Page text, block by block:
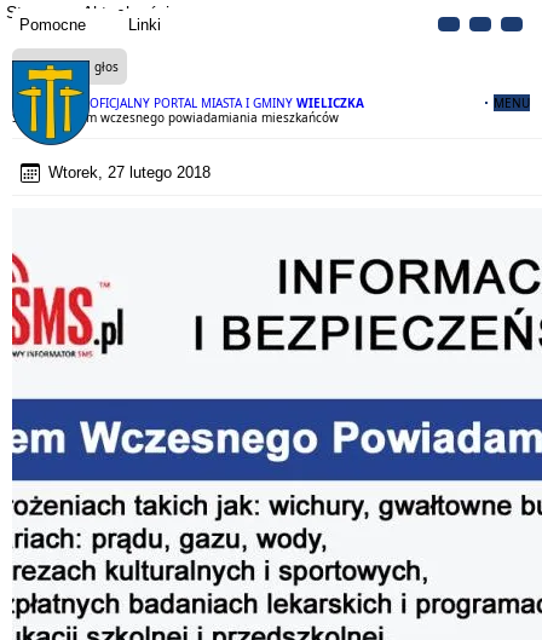
Pomocne Linki
OFICJALNY PORTAL MIASTA I GMINY WIELICZKA MENU
Strona Aktualności
Czytaj na głos
SISMS - System wczesnego powiadamiania mieszkańców
Wtorek, 27 lutego 2018